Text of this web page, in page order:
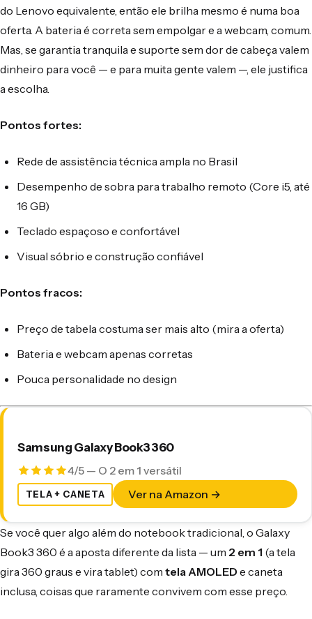
do Lenovo equivalente, então ele brilha mesmo é numa boa
oferta. A bateria é correta sem empolgar e a webcam, comum.
Mas, se garantia tranquila e suporte sem dor de cabeça valem
dinheiro para você — e para muita gente valem —, ele justifica
a escolha.
Pontos fortes:
Rede de assistência técnica ampla no Brasil
Desempenho de sobra para trabalho remoto (Core i5, até
16 GB)
Teclado espaçoso e confortável
Visual sóbrio e construção confiável
Pontos fracos:
Preço de tabela costuma ser mais alto (mira a oferta)
Bateria e webcam apenas corretas
Pouca personalidade no design
Samsung Galaxy Book3 360
4/5 — O 2 em 1 versátil
TELA + CANETA Ver na Amazon →
Se você quer algo além do notebook tradicional, o Galaxy
Book3 360 é a aposta diferente da lista — um 2 em 1 (a tela
gira 360 graus e vira tablet) com tela AMOLED e caneta
inclusa, coisas que raramente convivem com esse preço.